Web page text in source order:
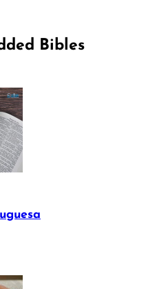
Bibles